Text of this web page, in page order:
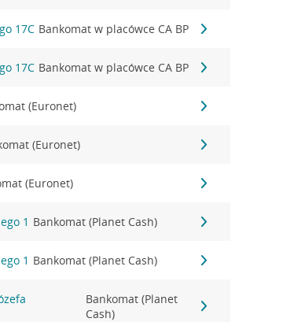
17C Bankomat w placówce CA BP
17C Bankomat w placówce CA BP
(Euronet)
(Euronet)
(Euronet)
1 Bankomat (Planet Cash)
1 Bankomat (Planet Cash)
Bankomat (Planet
Cash)